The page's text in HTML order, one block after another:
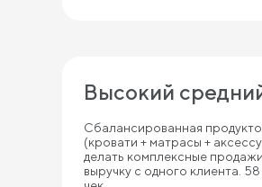
Высокий
Сбалансированная
(кровати + матрасы +
делать комплексные
выручку с одного клиента.